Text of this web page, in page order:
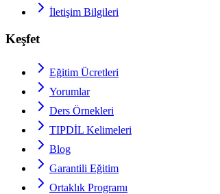
İletişim Bilgileri
Keşfet
Eğitim Ücretleri
Yorumlar
Ders Örnekleri
TIPDİL Kelimeleri
Blog
Garantili Eğitim
Ortaklık Programı